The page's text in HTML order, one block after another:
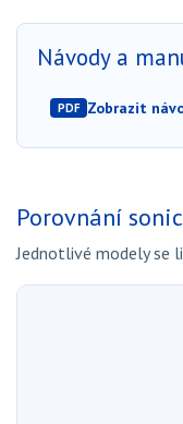
Návody a
PDF Zobrazit
(otevře se v novém
Porovnání
Jednotlivé modely se